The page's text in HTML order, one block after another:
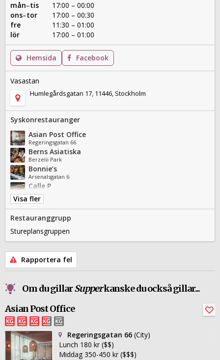
mån–tis
17:00 – 00:00
ons–tor
17:00 – 00:30
fre
11:30 – 01:00
lör
17:00 – 01:00
Hemsida Facebook
Vasastan
Humlegårdsgatan 17, 11446, Stockholm
Syskonrestauranger
Asian Post Office
Regeringsgatan 66
Berns Asiatiska
Berzelii Park
Bonnie’s
Arsenalsgatan 6
Calle P
Berzelii Park 10
Ekstedt
Humlegårdsgatan 17
Griffins' Steakhouse
Klarabergsviadukten 67
Hillenberg
L'Avventura
Sveavägen 77
Röda huset
Tyge & Sessil
Visa fler
Restauranggrupp
Stureplansgruppen
Rapportera fel
Om du gillarSupperkanske du också gillar...
Asian Post Office
Regeringsgatan 66 (City)
Lunch 180 kr ($$)
Middag 350-450 kr ($$$)